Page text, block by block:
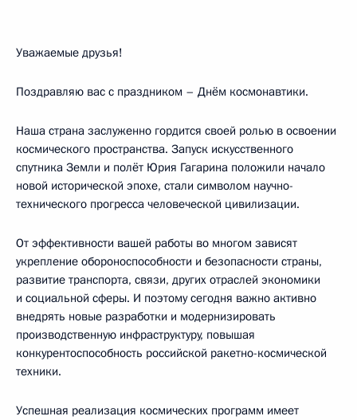
Уважаемые друзья!
Поздравляю вас с праздником – Днём космонавтики.
Наша страна заслуженно гордится своей ролью в освоении
космического пространства. Запуск искусственного
спутника Земли и полёт Юрия Гагарина положили начало
новой исторической эпохе, стали символом научно-
технического прогресса человеческой цивилизации.
От эффективности вашей работы во многом зависят
укрепление обороноспособности и безопасности страны,
развитие транспорта, связи, других отраслей экономики
и социальной сферы. И поэтому сегодня важно активно
внедрять новые разработки и модернизировать
производственную инфраструктуру, повышая
конкурентоспособность российской ракетно-космической
техники.
Успешная реализация космических программ имеет